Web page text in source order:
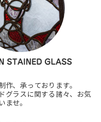
STAINED GLASS
作、承っております。
グラスに関する諸々、お気
ませ。